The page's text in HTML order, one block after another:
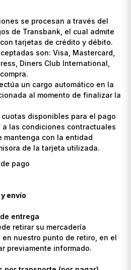
se procesan a través del
de Transbank, el cual admite
tarjetas de crédito y débito.
son: Visa, Mastercard,
Diners Club International,
un cargo automático en la
al momento de finalizar la
cuotas disponibles para el pago
a las condiciones contractuales
mantenga con la entidad
de la tarjeta utilizada.
envío
entrega
retirar su mercadería
en nuestro punto de retiro, en el
previamente informado.